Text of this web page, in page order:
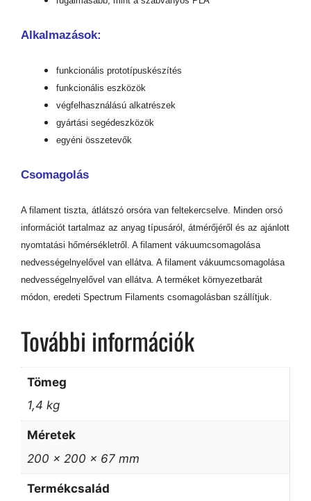
Alkalmazások:
funkcionális prototípuskészítés
funkcionális eszközök
végfelhasználású alkatrészek
gyártási segédeszközök
egyéni összetevők
Csomagolás
A filament tiszta, átlátszó orsóra van feltekercselve. Minden orsó
információt tartalmaz az anyag típusáról, átmérőjéről és az ajánlott
nyomtatási hőmérsékletről. A filament vákuumcsomagolása
nedvességelnyelővel van ellátva. A filament vákuumcsomagolása
nedvességelnyelővel van ellátva. A terméket környezetbarát
módon, eredeti Spectrum Filaments csomagolásban szállítjuk.
További információk
Tömeg
1,4 kg
Méretek
200 × 200 × 67 mm
Termékcsalád